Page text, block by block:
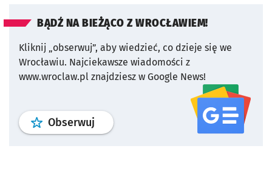
BĄDŹ NA BIEŻĄCO Z WROCŁAWIEM!
Kliknij „obserwuj”, aby wiedzieć, co dzieje się we
Wrocławiu. Najciekawsze wiadomości z
www.wroclaw.pl znajdziesz w Google News!
Obserwuj profil serwisu